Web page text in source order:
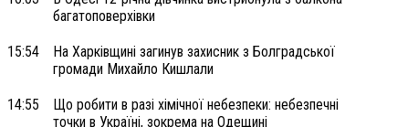
багатоповерхівки
15:54
На Харківщині загинув захисник з Болградської
громади Михайло Кишлали
14:55
Що робити в разі хімічної небезпеки: небезпечні
точки в Україні, зокрема на Одещині